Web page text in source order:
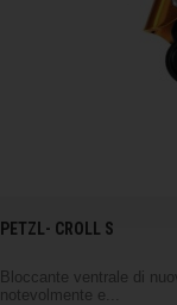
PETZL- CROLL S
Bloccante ventrale di
notevolmente e...